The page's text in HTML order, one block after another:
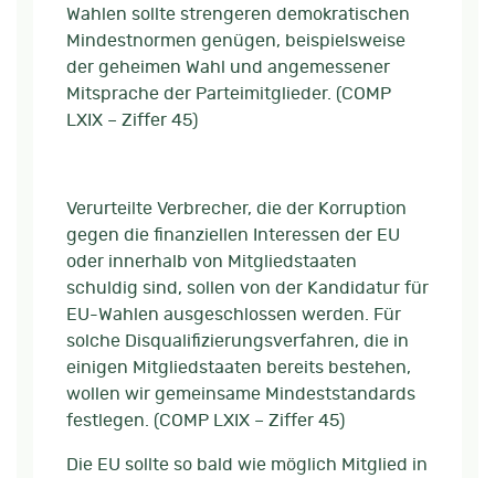
Wahlen sollte strengeren demokratischen
Mindestnormen genügen, beispielsweise
der geheimen Wahl und angemessener
Mitsprache der Parteimitglieder. (COMP
LXIX – Ziffer 45)
Verurteilte Verbrecher, die der Korruption
gegen die finanziellen Interessen der EU
oder innerhalb von Mitgliedstaaten
schuldig sind, sollen von der Kandidatur für
EU-Wahlen ausgeschlossen werden. Für
solche Disqualifizierungsverfahren, die in
einigen Mitgliedstaaten bereits bestehen,
wollen wir gemeinsame Mindeststandards
festlegen. (COMP LXIX – Ziffer 45)
Die EU sollte so bald wie möglich Mitglied in